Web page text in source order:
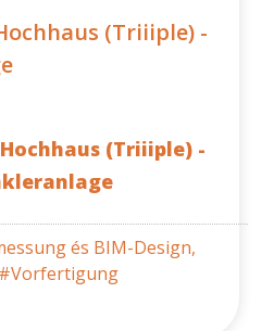
(Triiiple) -
(Triiiple) -
és BIM-Design,
#Vorfertigung